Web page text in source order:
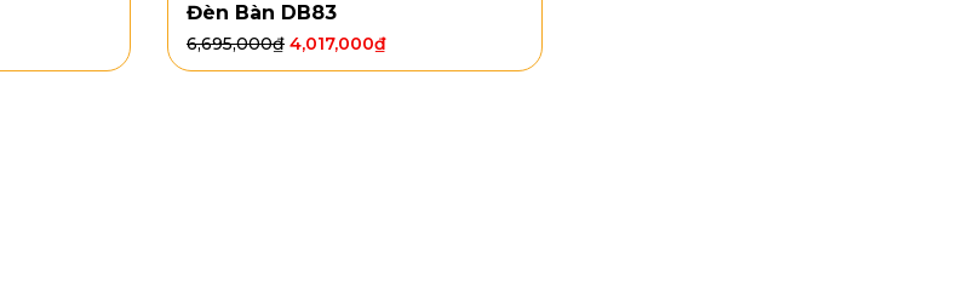
Đèn Bàn DB83
6,695,000₫ 4,017,000₫